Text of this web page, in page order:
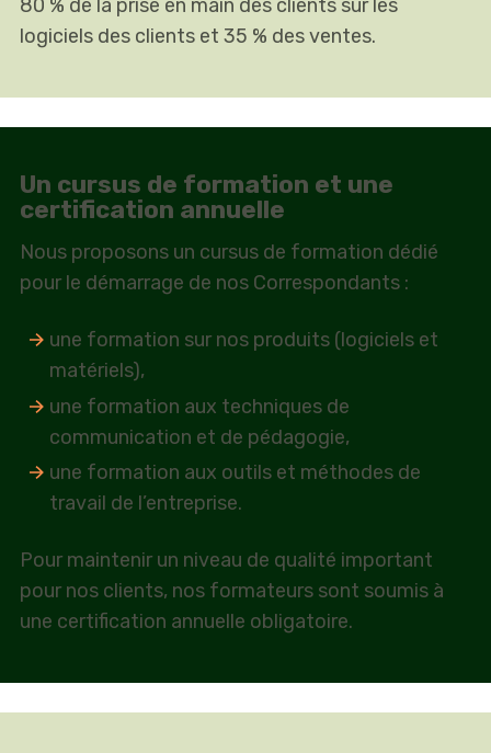
80 % de la prise en main des clients sur les
logiciels des clients et 35 % des ventes.
Un cursus de formation et une
certification annuelle
Nous proposons un cursus de formation dédié
pour le démarrage de nos Correspondants :
une formation sur nos produits (logiciels et
matériels),
une formation aux techniques de
communication et de pédagogie,
une formation aux outils et méthodes de
travail de l’entreprise.
Pour maintenir un niveau de qualité important
pour nos clients, nos formateurs sont soumis à
une certification annuelle obligatoire.